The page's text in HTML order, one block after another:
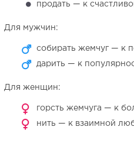
продать — к
Для мужчин:
собирать жемчуг — к
дарить — к
Для женщин:
горсть жемчуга — к
нить — к взаимной